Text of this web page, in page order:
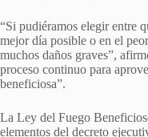
“Si pudiéramos elegir entre
mejor día posible o en el
muchos daños graves”,
proceso continuo para
beneficiosa”.
La Ley del Fuego
elementos del decreto